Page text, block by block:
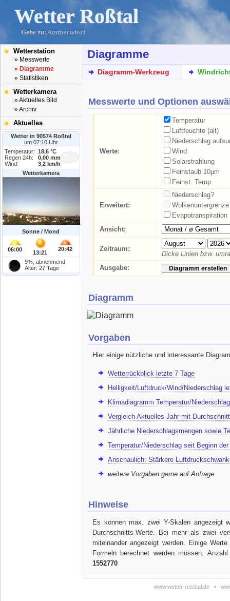
Wetter Roßtal
Gehe zu: Ammerndorf
Wetterstation
» Messwerte
» Diagramme
» Statistiken
Wetterkamera
» Aktuelles Bild
» Archiv
Aktuelles
Wetter in 90574 Roßtal
um 07:10 Uhr
Temperatur:
18,6 °C
Regen 24h:
0,00 mm
Wind:
3,2 km/h
Wetterkamera
Sonne / Mond
06:00 13:21
20:42
9%, abnehmend
Alter: 27 Tage
Diagramme
Diagramm-Werkzeug
Messwerte und Optionen
Werte:
Temperatur
Luftfeuchte (alt)
Niederschlag
Wind
Solarstrahlung
Feinstaub 10µm
Feinst. Temp.
Erweitert:
Niederschlag?
Evapotranspiration
Ansicht:
Zeitraum:
Dicke Linien bzw.
Ausgabe:
Diagramm
Vorgaben
Hier einige nützliche und interessante
Wetterrückblick letzte 7 Tage
Helligkeit/Luftdruck/Wind/Niederschlag
Klimadiagramm Temperatur/Niederschlag
Vergleich Aktuelles Jahr mit Durchschnitt
Jährliche Niederschlagsmengen sowie
Temperatur/Niederschlag seit Beginn
Anschaulich: Stärkere
weitere Vorgaben gerne auf Anfrage
Hinweise
Es können max. zwei Y-Skalen angezeigt
Durchschnitts-Werte. Bei mehr als zwei
miteinander angezeigt werden. Einige
Formeln berechnet werden müssen.
1552770
www.wetter-rosstal.de •